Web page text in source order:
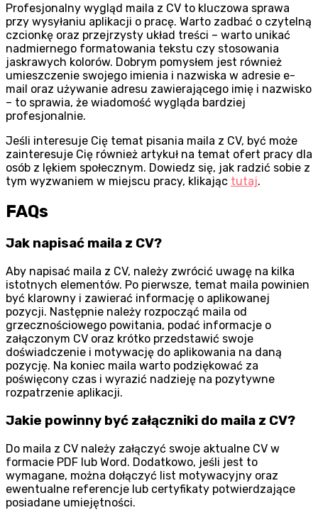
Profesjonalny wygląd maila z CV to kluczowa sprawa
przy wysyłaniu aplikacji o pracę. Warto zadbać o czytelną
czcionkę oraz przejrzysty układ treści – warto unikać
nadmiernego formatowania tekstu czy stosowania
jaskrawych kolorów. Dobrym pomysłem jest również
umieszczenie swojego imienia i nazwiska w adresie e-
mail oraz używanie adresu zawierającego imię i nazwisko
– to sprawia, że wiadomość wygląda bardziej
profesjonalnie.
Jeśli interesuje Cię temat pisania maila z CV, być może
zainteresuje Cię również artykuł na temat ofert pracy dla
osób z lękiem społecznym. Dowiedz się, jak radzić sobie z
tym wyzwaniem w miejscu pracy, klikając tutaj.
FAQs
Jak napisać maila z CV?
Aby napisać maila z CV, należy zwrócić uwagę na kilka
istotnych elementów. Po pierwsze, temat maila powinien
być klarowny i zawierać informację o aplikowanej
pozycji. Następnie należy rozpocząć maila od
grzecznościowego powitania, podać informacje o
załączonym CV oraz krótko przedstawić swoje
doświadczenie i motywację do aplikowania na daną
pozycję. Na koniec maila warto podziękować za
poświęcony czas i wyrazić nadzieję na pozytywne
rozpatrzenie aplikacji.
Jakie powinny być załączniki do maila z CV?
Do maila z CV należy załączyć swoje aktualne CV w
formacie PDF lub Word. Dodatkowo, jeśli jest to
wymagane, można dołączyć list motywacyjny oraz
ewentualne referencje lub certyfikaty potwierdzające
posiadane umiejętności.